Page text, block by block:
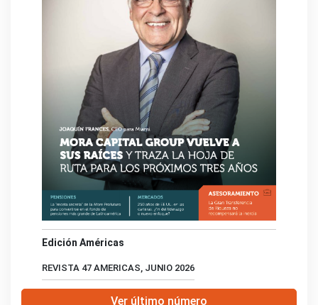
Edición Américas
REVISTA 47 AMERICAS, JUNIO 2026
Ver último número